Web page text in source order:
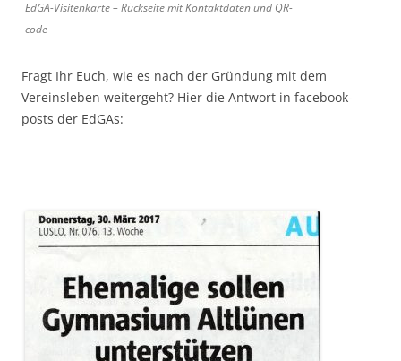
EdGA-Visitenkarte – Rückseite mit Kontaktdaten und QR-
code
Fragt Ihr Euch, wie es nach der Gründung mit dem
Vereinsleben weitergeht? Hier die Antwort in facebook-
posts der EdGAs: